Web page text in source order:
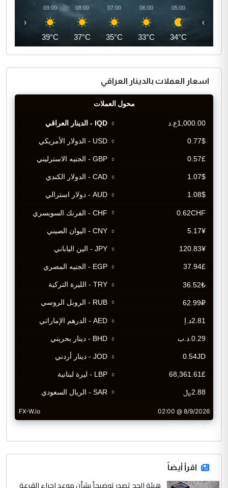
05:00
34°C
06:00
33°C
07:00
35°C
08:00
37°C
09:00
39°C
‹ ›
اسعار العملات بالدينار العراقي
CurrencyRate
اقرأ أيضاً
هيئة الحج تصدر توضيحاً بشأن موعد إجراء القرعة